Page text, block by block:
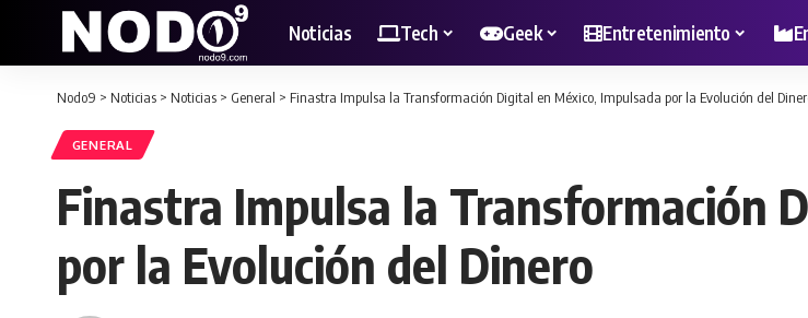
Noticias Tech Geek Entretenimiento
Nodo9 > Noticias > Noticias > General > Finastra Impulsa la Transformación Digital en México, Impulsada por la Evolución del
GENERAL
Finastra Impulsa la Transformación
por la Evolución del Dinero